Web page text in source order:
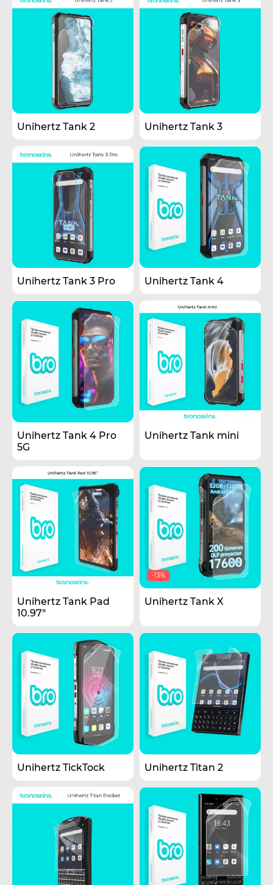
Unihertz Tank 2 Unihertz Tank 3
Unihertz Tank 3 Pro Unihertz Tank 4
Unihertz Tank 4 Pro
5G
Unihertz Tank mini
Unihertz Tank Pad
10.97"
-13%
Unihertz Tank X
Unihertz TickTock Unihertz Titan 2